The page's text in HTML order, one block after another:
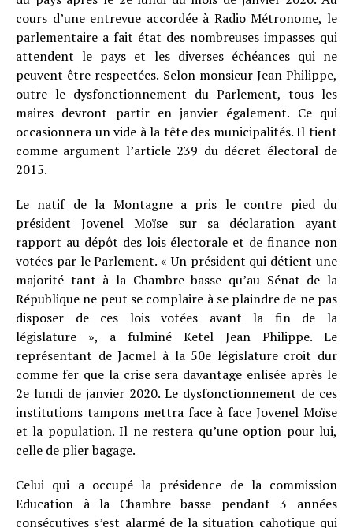
cours d’une entrevue accordée à Radio Métronome, le
parlementaire a fait état des nombreuses impasses qui
attendent le pays et les diverses échéances qui ne
peuvent être respectées. Selon monsieur Jean Philippe,
outre le dysfonctionnement du Parlement, tous les
maires devront partir en janvier également. Ce qui
occasionnera un vide à la tête des municipalités. Il tient
comme argument l’article 239 du décret électoral de
2015.
Le natif de la Montagne a pris le contre pied du
président Jovenel Moïse sur sa déclaration ayant
rapport au dépôt des lois électorale et de finance non
votées par le Parlement. « Un président qui détient une
majorité tant à la Chambre basse qu’au Sénat de la
République ne peut se complaire à se plaindre de ne pas
disposer de ces lois votées avant la fin de la
législature », a fulminé Ketel Jean Philippe. Le
représentant de Jacmel à la 50e législature croit dur
comme fer que la crise sera davantage enlisée après le
2e lundi de janvier 2020. Le dysfonctionnement de ces
institutions tampons mettra face à face Jovenel Moïse
et la population. Il ne restera qu’une option pour lui,
celle de plier bagage.
Celui qui a occupé la présidence de la commission
Education à la Chambre basse pendant 3 années
consécutives s’est alarmé de la situation cahotique qui